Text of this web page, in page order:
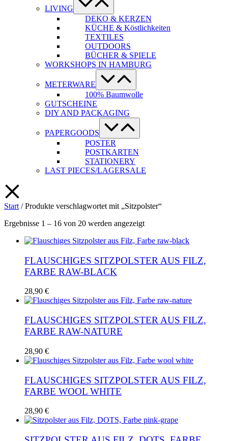
LIVING
Schalter
DEKO & KERZEN
KÜCHE & Köstlichkeiten
TEXTILES
OUTDOORS
BÜCHER & SPIELE
WORKSHOPS IN HAMBURG
METERWARE
Menü-
Schalter
100% Baumwolle
GUTSCHEINE
DIY AND PACKAGING
PAPERGOODS
Menü-
Schalter
POSTER
POSTKARTEN
STATIONERY
LAST PIECES/LAGERSALE
Start / Produkte verschlagwortet mit „Sitzpolster“
Ergebnisse 1 – 16 von 20 werden angezeigtNach
sortiert
FLAUSCHIGES SITZPOLSTER AUS FILZ,
FARBE RAW-BLACK
28,90 €
FLAUSCHIGES SITZPOLSTER AUS FILZ,
FARBE RAW-NATURE
28,90 €
FLAUSCHIGES SITZPOLSTER AUS FILZ,
FARBE WOOL WHITE
28,90 €